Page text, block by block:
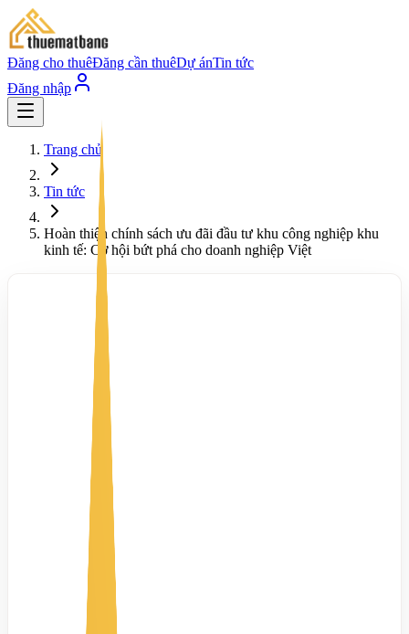
Đăng cho thuêĐăng cần thuêDự ánTin tức
Đăng nhập
Trang chủ
Tin tức
Hoàn thiện chính sách ưu đãi đầu tư khu công nghiệp khu
kinh tế: Cơ hội bứt phá cho doanh nghiệp Việt